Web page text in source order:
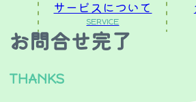
サービスについて
お問合せ完了
THANKS